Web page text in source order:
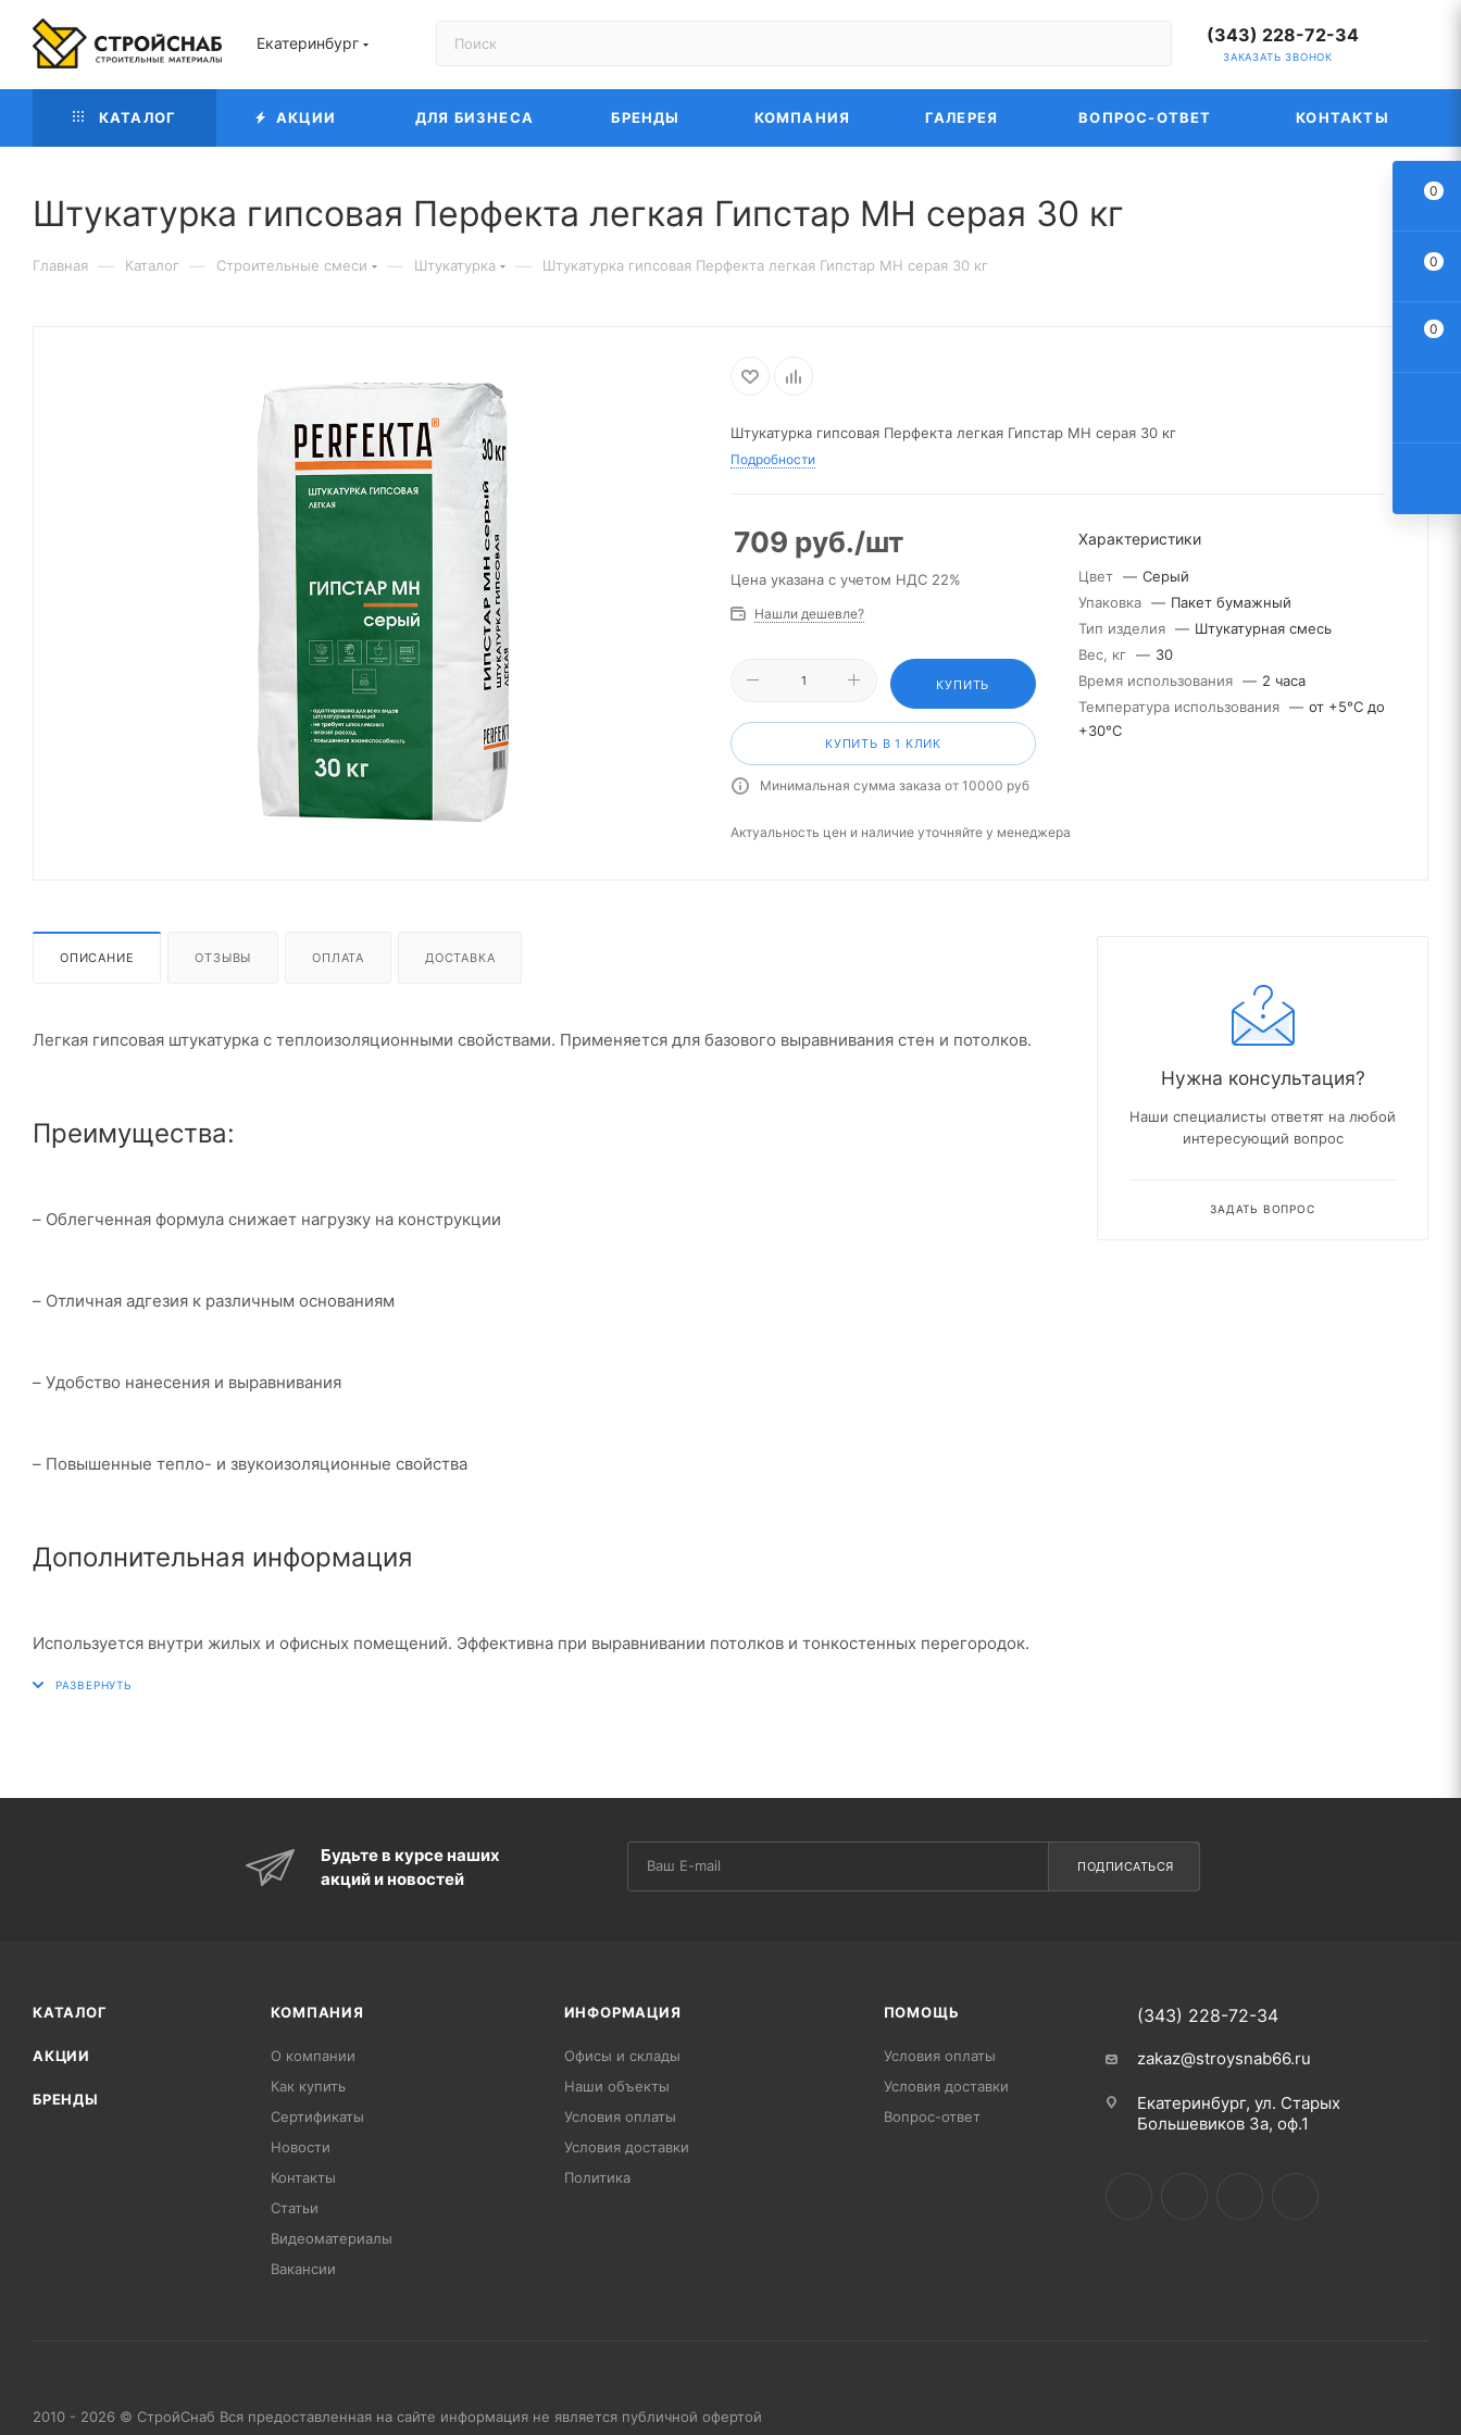
Екатеринбург (343) 228-72-34
ЗАКАЗАТЬ ЗВОНОК
КАТАЛОГ АКЦИИ ДЛЯ БИЗНЕСА БРЕНДЫ КОМПАНИЯ ГАЛЕРЕЯ ВОПРОС-ОТВЕТ КОНТАКТЫ
Штукатурка гипсовая Перфекта легкая Гипстар МН серая 30 кг
Главная — Каталог — Строительные смеси — Штукатурка — Штукатурка гипсовая Перфекта легкая Гипстар МН серая 30 кг
Штукатурка гипсовая Перфекта легкая Гипстар МН серая 30 кг
Подробности
709 руб./шт
Цена указана с учетом НДС 22%
Нашли дешевле?
КУПИТЬ
КУПИТЬ В 1 КЛИК
Минимальная сумма заказа от 10000 руб
Характеристики
Цвет — Серый
Упаковка — Пакет бумажный
Тип изделия — Штукатурная смесь
Вес, кг — 30
Время использования — 2 часа
Температура использования — от +5°С до
+30°С
Актуальность цен и наличие уточняйте у менеджера
ОПИСАНИЕ ОТЗЫВЫ ОПЛАТА ДОСТАВКА
Легкая гипсовая штукатурка с теплоизоляционными свойствами. Применяется для базового выравнивания стен и потолков.
Преимущества:
– Облегченная формула снижает нагрузку на конструкции
– Отличная адгезия к различным основаниям
– Удобство нанесения и выравнивания
– Повышенные тепло- и звукоизоляционные свойства
Дополнительная информация
Используется внутри жилых и офисных помещений. Эффективна при выравнивании потолков и тонкостенных перегородок.
Нужна консультация?
Наши специалисты ответят на любой
интересующий вопрос
ЗАДАТЬ ВОПРОС
Будьте в курсе наших
акций и новостей
ПОДПИСАТЬСЯ
КАТАЛОГ
АКЦИИ
БРЕНДЫ
КОМПАНИЯ
О компании
Как купить
Сертификаты
Новости
Контакты
Статьи
Видеоматериалы
Вакансии
ИНФОРМАЦИЯ
Офисы и склады
Наши объекты
Условия оплаты
Условия доставки
Политика
ПОМОЩЬ
Условия оплаты
Условия доставки
Вопрос-ответ
(343) 228-72-34
zakaz@stroysnab66.ru
Екатеринбург, ул. Старых
Большевиков 3а, оф.1
2010 - 2026 © СтройСнаб Вся предоставленная на сайте информация не является публичной офертой
0
0
0